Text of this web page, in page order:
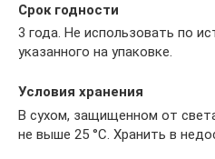
Срок годности
3 года. Не использовать по
указанного на упаковке.
Условия хранения
В сухом, защищенном от
не выше 25 °С. Хранить в